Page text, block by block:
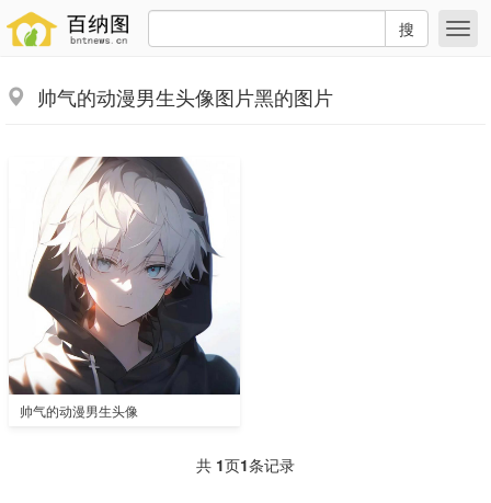
搜
帅气的动漫男生头像图片黑的图片
帅气的动漫男生头像
共 1页1条记录